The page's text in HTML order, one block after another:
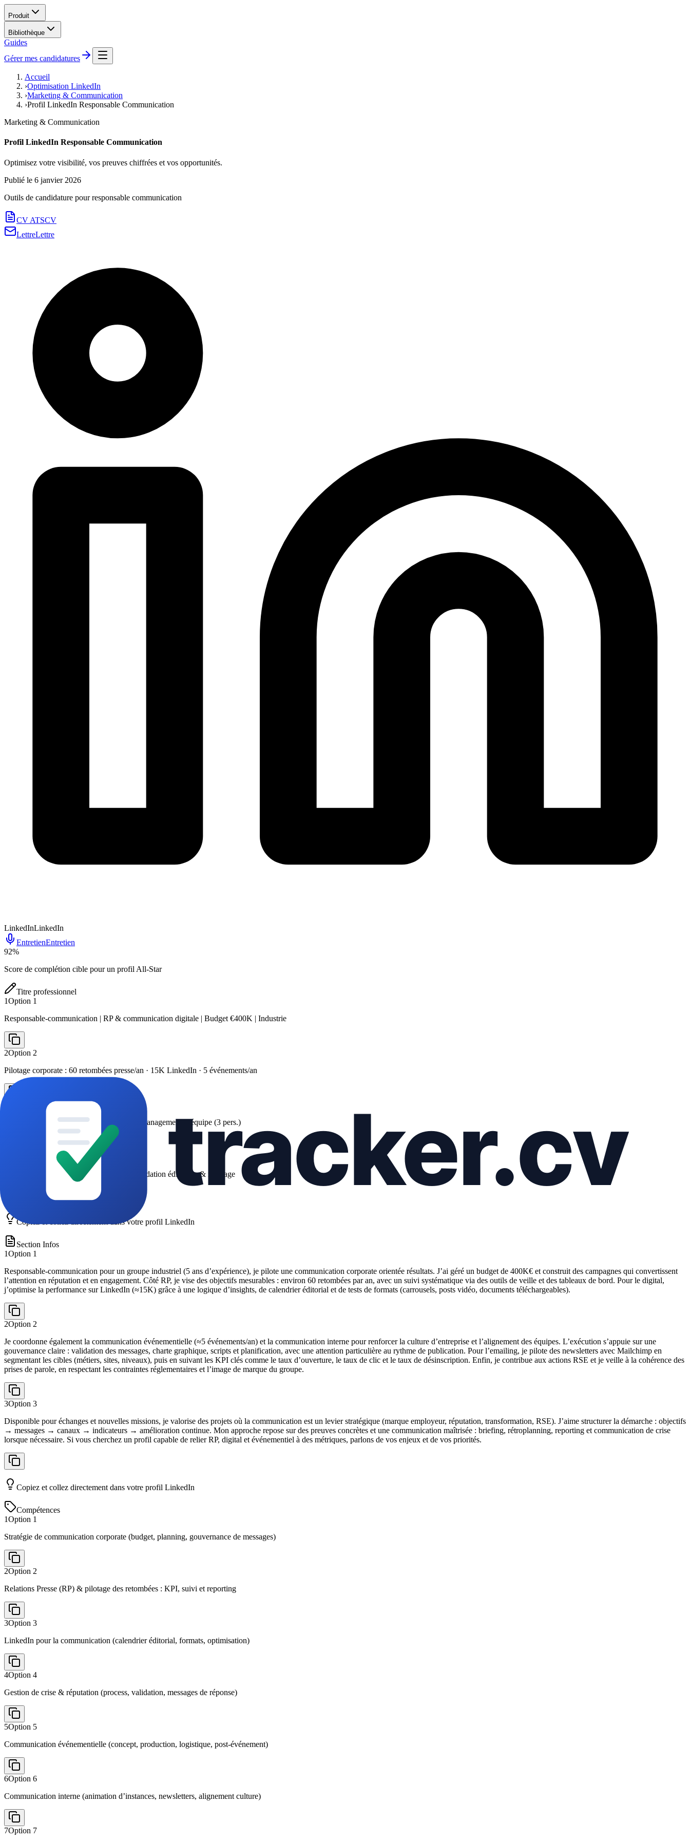
Produit
Bibliothèque
Guides
Gérer mes candidatures
Accueil
›Optimisation LinkedIn
›Marketing & Communication
›Profil LinkedIn Responsable Communication
Marketing & Communication
Profil LinkedIn Responsable Communication
Optimisez votre visibilité, vos preuves chiffrées et vos opportunités.
Publié le 6 janvier 2026
Outils de candidature pourresponsable communication
CV ATSCV
LettreLettre
LinkedInLinkedIn
EntretienEntretien
92%
Score de complétion cible pour un profil All-Star
Titre professionnel
1Option 1
Responsable-communication | RP & communication digitale | Budget €400K | Industrie
2Option 2
Pilotage corporate : 60 retombées presse/an · 15K LinkedIn · 5 événements/an
Stratégie RSE & communication interne | Management d’équipe (3 pers.)
Gestion de crise & réputation : cadre de validation éditoriale & message
Copiez et collez directement dans votre profil LinkedIn
Section Infos
1Option 1
Responsable-communication pour un groupe industriel (5 ans d’expérience), je pilote une communication corporate orientée résultats. J’ai géré un budget de 400K€ et construit des campagnes qui convertissent
l’attention en réputation et en engagement. Côté RP, je vise des objectifs mesurables : environ 60 retombées par an, avec un suivi systématique via des outils de veille et des tableaux de bord. Pour le digital,
j’optimise la performance sur LinkedIn (≈15K) grâce à une logique d’insights, de calendrier éditorial et de tests de formats (carrousels, posts vidéo, documents téléchargeables).
2Option 2
Je coordonne également la communication événementielle (≈5 événements/an) et la communication interne pour renforcer la culture d’entreprise et l’alignement des équipes. L’exécution s’appuie sur une
gouvernance claire : validation des messages, charte graphique, scripts et planification, avec une attention particulière au rythme de publication. Pour l’emailing, je pilote des newsletters avec Mailchimp en
segmentant les cibles (métiers, sites, niveaux), puis en suivant les KPI clés comme le taux d’ouverture, le taux de clic et le taux de désinscription. Enfin, je contribue aux actions RSE et je veille à la cohérence des
prises de parole, en respectant les contraintes réglementaires et l’image de marque du groupe.
3Option 3
Disponible pour échanges et nouvelles missions, je valorise des projets où la communication est un levier stratégique (marque employeur, réputation, transformation, RSE). J’aime structurer la démarche : objectifs
→ messages → canaux → indicateurs → amélioration continue. Mon approche repose sur des preuves concrètes et une communication maîtrisée : briefing, rétroplanning, reporting et communication de crise
lorsque nécessaire. Si vous cherchez un profil capable de relier RP, digital et événementiel à des métriques, parlons de vos enjeux et de vos priorités.
Copiez et collez directement dans votre profil LinkedIn
Compétences
1Option 1
Stratégie de communication corporate (budget, planning, gouvernance de messages)
2Option 2
Relations Presse (RP) & pilotage des retombées : KPI, suivi et reporting
3Option 3
LinkedIn pour la communication (calendrier éditorial, formats, optimisation)
4Option 4
Gestion de crise & réputation (process, validation, messages de réponse)
5Option 5
Communication événementielle (concept, production, logistique, post-événement)
6Option 6
Communication interne (animation d’instances, newsletters, alignement culture)
7Option 7